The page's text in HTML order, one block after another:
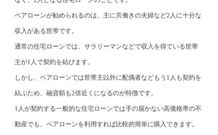
ペアローンが勧められるのは、主に共働きの夫婦など2人に十分な
収入がある世帯です。
通常の住宅ローンでは、サラリーマンなどで収入を得ている世帯
主が1人で契約を結びます。
しかし、ペアローンでは世帯主以外に配偶者などもう1人も契約を
結ぶため、融資額も2倍近くになるのが特徴です。
1人が契約する一般的な住宅ローンでは手の届かない高価格帯の不
動産でも、ペアローンを利用すれば比較的簡単に購入できます。